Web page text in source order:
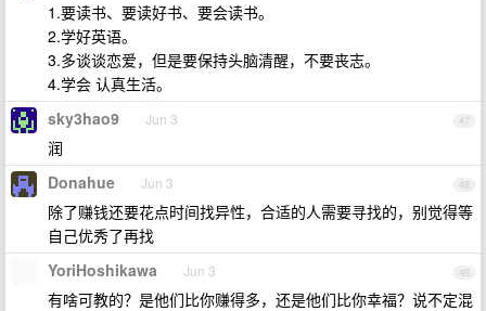
1.要读书、要读好书、要会读书。
2.学好英语。
3.多谈谈恋爱，但是要保持头脑清醒，不要丧志。
4.学会 认真生活。
47
sky3hao9 Jun 3
润
48
Donahue Jun 3
除了赚钱还要花点时间找异性，合适的人需要寻找的，别觉得等
自己优秀了再找
49
YoriHoshikawa Jun 3
有啥可教的？是他们比你赚得多，还是他们比你幸福？说不定混